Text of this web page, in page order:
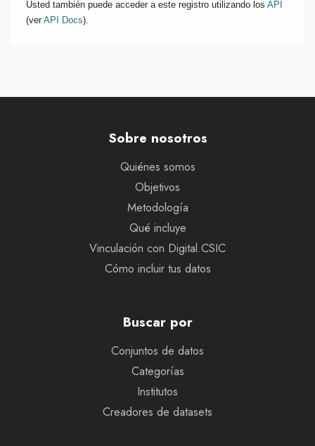
Usted también puede acceder a este registro utilizando los API
(ver API Docs).
Sobre nosotros
Quiénes somos
Objetivos
Metodología
Qué incluye
Vinculación con Digital.CSIC
Cómo incluir tus datos
Buscar por
Conjuntos de datos
Categorías
Institutos
Creadores de datasets